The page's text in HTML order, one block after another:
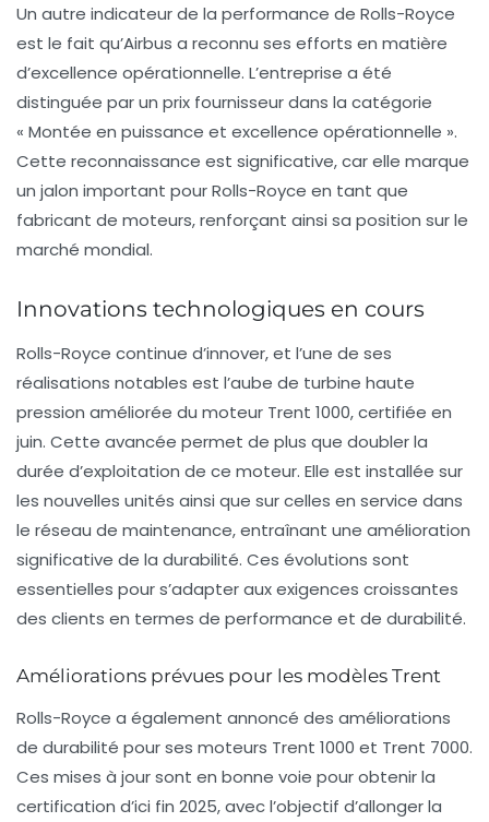
Un autre indicateur de la performance de Rolls-Royce
est le fait qu’Airbus a reconnu ses efforts en matière
d’excellence opérationnelle. L’entreprise a été
distinguée par un prix fournisseur dans la catégorie
« Montée en puissance et excellence opérationnelle ».
Cette reconnaissance est significative, car elle marque
un jalon important pour Rolls-Royce en tant que
fabricant de moteurs, renforçant ainsi sa position sur le
marché mondial.
Innovations technologiques en cours
Rolls-Royce continue d’innover, et l’une de ses
réalisations notables est l’aube de turbine haute
pression améliorée du moteur Trent 1000, certifiée en
juin. Cette avancée permet de plus que doubler la
durée d’exploitation de ce moteur. Elle est installée sur
les nouvelles unités ainsi que sur celles en service dans
le réseau de maintenance, entraînant une amélioration
significative de la durabilité. Ces évolutions sont
essentielles pour s’adapter aux exigences croissantes
des clients en termes de performance et de durabilité.
Améliorations prévues pour les modèles Trent
Rolls-Royce a également annoncé des améliorations
de durabilité pour ses moteurs Trent 1000 et Trent 7000.
Ces mises à jour sont en bonne voie pour obtenir la
certification d’ici fin 2025, avec l’objectif d’allonger la